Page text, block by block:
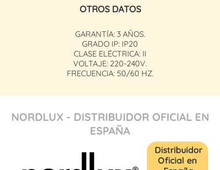
OTROS DATOS
GARANTÍA: 3 AÑOS.
GRADO IP: IP20
CLASE ELÉCTRICA: II
VOLTAJE: 220-240V.
FRECUENCIA: 50/60 HZ.
NORDLUX - DISTRIBUIDOR OFICIAL EN
ESPAÑA